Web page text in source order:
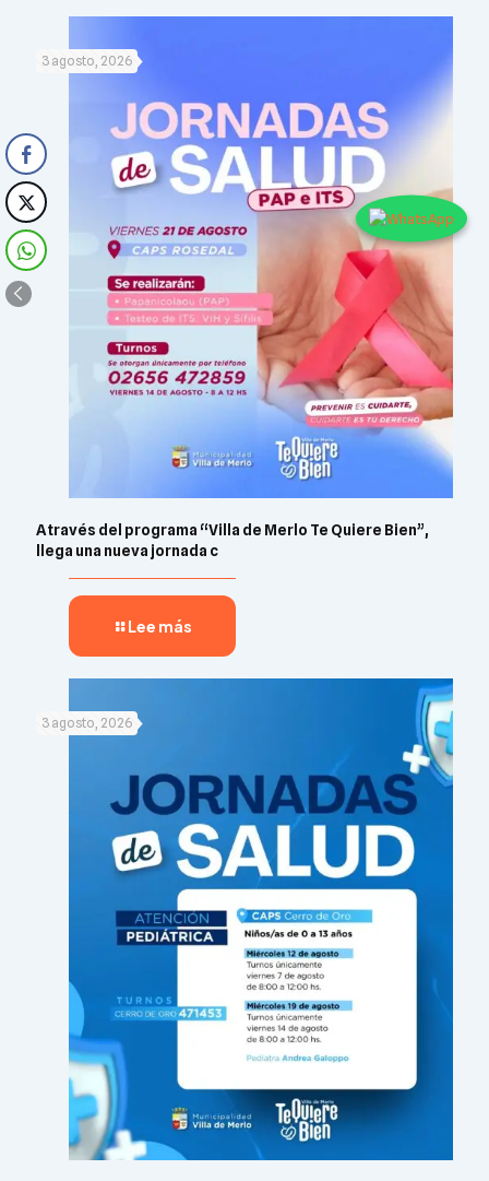
3 agosto, 2026
A través del programa “Villa de Merlo Te Quiere Bien”,
llega una nueva jornada c
Lee más
3 agosto, 2026